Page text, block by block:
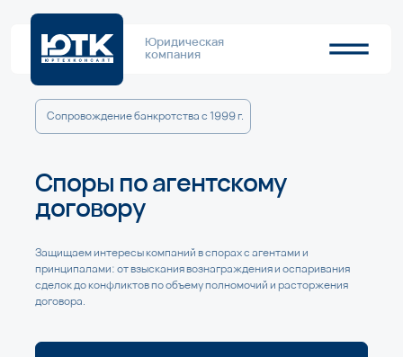
Юридическая
компания
Споры по агентскому
договору
Защищаем интересы компаний в спорах с агентами и
принципалами: от взыскания вознаграждения и оспаривания
сделок до конфликтов по объему полномочий и расторжения
договора.
Сопровождение банкротства с 1999 г.